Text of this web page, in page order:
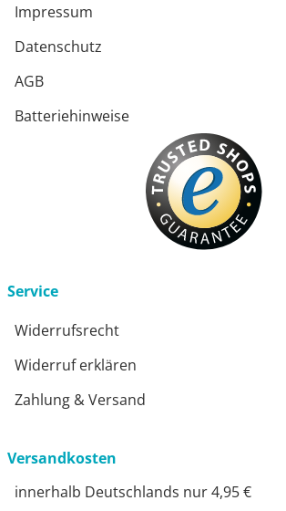
Impressum
Datenschutz
AGB
Batteriehinweise
Service
Widerrufsrecht
Widerruf erklären
Zahlung & Versand
Versandkosten
innerhalb Deutschlands nur 4,95 €